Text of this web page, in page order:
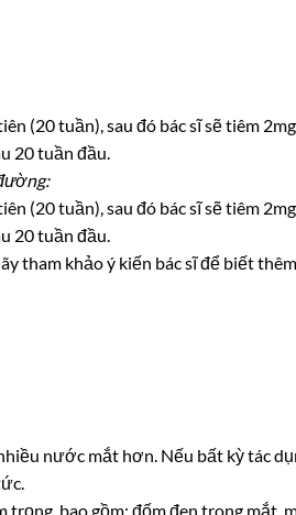
(20 tuần), sau đó bác sĩ sẽ tiêm 2mg
20 tuần đầu.
(20 tuần), sau đó bác sĩ sẽ tiêm 2mg
20 tuần đầu.
tham khảo ý kiến bác sĩ để biết thêm
nước mắt hơn. Nếu bất kỳ tác
trọng, bao gồm: đốm đen trong mắt,